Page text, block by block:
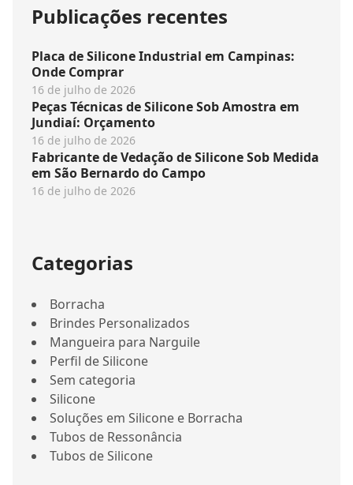
Publicações recentes
Placa de Silicone Industrial em Campinas:
Onde Comprar
16 de julho de 2026
Peças Técnicas de Silicone Sob Amostra em
Jundiaí: Orçamento
16 de julho de 2026
Fabricante de Vedação de Silicone Sob Medida
em São Bernardo do Campo
16 de julho de 2026
Categorias
Borracha
Brindes Personalizados
Mangueira para Narguile
Perfil de Silicone
Sem categoria
Silicone
Soluções em Silicone e Borracha
Tubos de Ressonância
Tubos de Silicone